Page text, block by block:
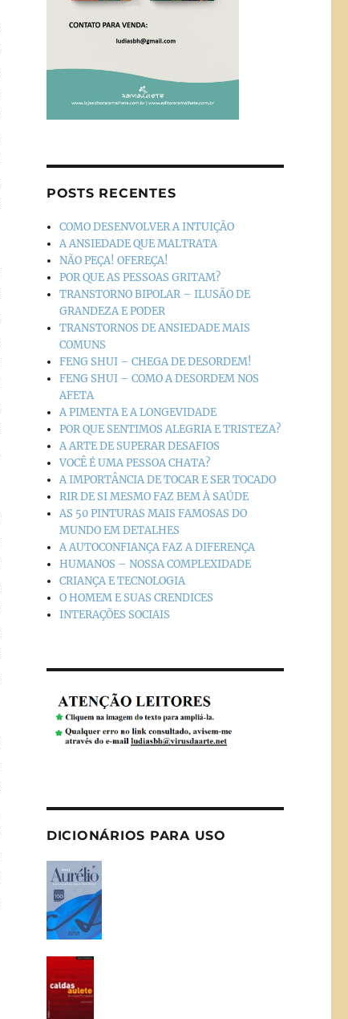
POSTS RECENTES
COMO DESENVOLVER A INTUIÇÃO
A ANSIEDADE QUE MALTRATA
NÃO PEÇA! OFEREÇA!
POR QUE AS PESSOAS GRITAM?
TRANSTORNO BIPOLAR – ILUSÃO DE
GRANDEZA E PODER
TRANSTORNOS DE ANSIEDADE MAIS
COMUNS
FENG SHUI – CHEGA DE DESORDEM!
FENG SHUI – COMO A DESORDEM NOS
AFETA
A PIMENTA E A LONGEVIDADE
POR QUE SENTIMOS ALEGRIA E TRISTEZA?
A ARTE DE SUPERAR DESAFIOS
VOCÊ É UMA PESSOA CHATA?
A IMPORTÂNCIA DE TOCAR E SER TOCADO
RIR DE SI MESMO FAZ BEM À SAÚDE
AS 50 PINTURAS MAIS FAMOSAS DO
MUNDO EM DETALHES
A AUTOCONFIANÇA FAZ A DIFERENÇA
HUMANOS – NOSSA COMPLEXIDADE
CRIANÇA E TECNOLOGIA
O HOMEM E SUAS CRENDICES
INTERAÇÕES SOCIAIS
DICIONÁRIOS PARA USO